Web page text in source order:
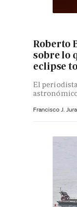
Roberto
sobre lo
eclipse
El
Francisco J.